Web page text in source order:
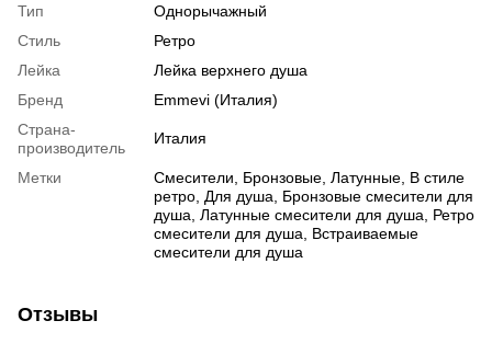
Тип
Однорычажный
Стиль
Ретро
Лейка
Лейка верхнего душа
Бренд
Emmevi (Италия)
Страна-
производитель
Италия
Метки
Смесители, Бронзовые, Латунные, В стиле
ретро, Для душа, Бронзовые смесители для
душа, Латунные смесители для душа, Ретро
смесители для душа, Встраиваемые
смесители для душа
Отзывы